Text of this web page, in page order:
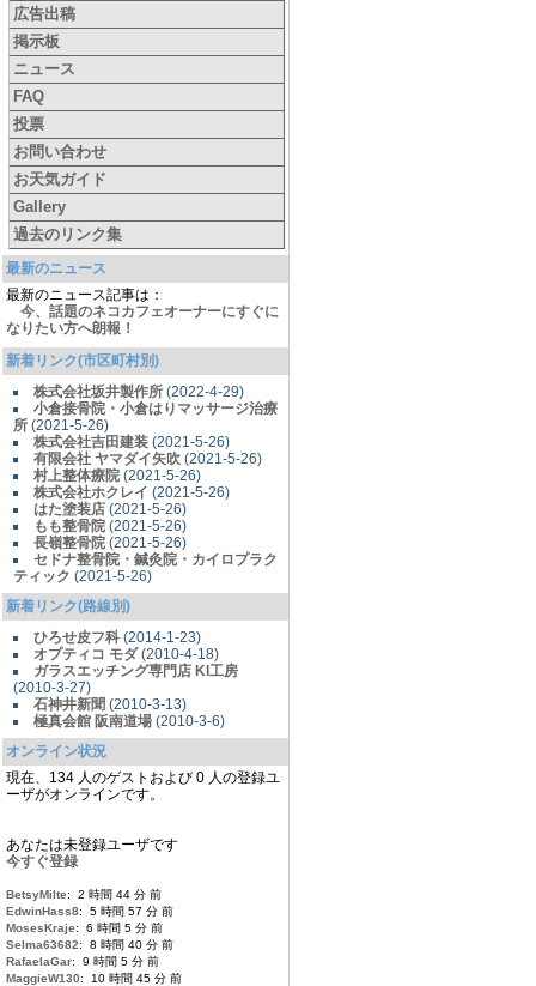
広告出稿
掲示板
ニュース
FAQ
投票
お問い合わせ
お天気ガイド
Gallery
過去のリンク集
最新のニュース
最新のニュース記事は：
今、話題のネコカフェオーナーにすぐに
なりたい方へ朗報！
新着リンク(市区町村別)
株式会社坂井製作所 (2022-4-29)
小倉接骨院・小倉はりマッサージ治療
所 (2021-5-26)
株式会社吉田建装 (2021-5-26)
有限会社 ヤマダイ矢吹 (2021-5-26)
村上整体療院 (2021-5-26)
株式会社ホクレイ (2021-5-26)
はた塗装店 (2021-5-26)
もも整骨院 (2021-5-26)
長嶺整骨院 (2021-5-26)
セドナ整骨院・鍼灸院・カイロプラク
ティック (2021-5-26)
新着リンク(路線別)
ひろせ皮フ科 (2014-1-23)
オプティコ モダ(2010-4-18)
ガラスエッチング専門店 KI工房
(2010-3-27)
石神井新聞 (2010-3-13)
極真会館 阪南道場 (2010-3-6)
オンライン状況
現在、134 人のゲストおよび 0 人の登録ユ
ーザがオンラインです。
あなたは未登録ユーザです
今すぐ登録
BetsyMilte: 2 時間 44 分 前
EdwinHass8: 5 時間 57 分 前
MosesKraje: 6 時間 5 分 前
Selma63682: 8 時間 40 分 前
RafaelaGar: 9 時間 5 分 前
MaggieW130: 10 時間 45 分 前